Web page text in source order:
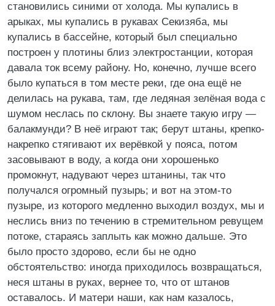
становились синими от холода. Мы купались в
арыках, мы купались в рукавах Секизяба, мы
купались в бассейне, который был специально
построен у плотины близ электростанции, которая
давала ток всему району. Но, конечно, лучше всего
было купаться в том месте реки, где она ещё не
делилась на рукава, там, где ледяная зелёная вода с
шумом неслась по склону. Вы знаете такую игру —
балакмунди? В неё играют так; берут штаны, крепко-
накрепко стягивают их верёвкой у пояса, потом
засовывают в воду, а когда они хорошенько
промокнут, надувают через штанины, так что
получался огромный пузырь; и вот на этом-то
пузыре, из которого медленно выходил воздух, мы и
неслись вниз по течению в стремительном ревущем
потоке, стараясь заплыть как можно дальше. Это
было просто здорово, если бы не одно
обстоятельство: иногда приходилось возвращаться,
неся штаны в руках, вернее то, что от штанов
оставалось. И матери наши, как нам казалось,